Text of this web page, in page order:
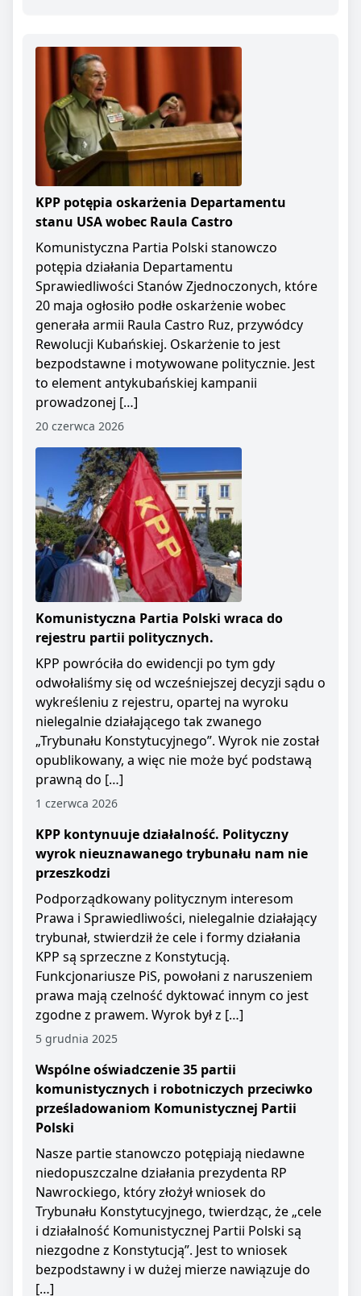
KPP potępia oskarżenia Departamentu
stanu USA wobec Raula Castro
Komunistyczna Partia Polski stanowczo
potępia działania Departamentu
Sprawiedliwości Stanów Zjednoczonych, które
20 maja ogłosiło podłe oskarżenie wobec
generała armii Raula Castro Ruz, przywódcy
Rewolucji Kubańskiej. Oskarżenie to jest
bezpodstawne i motywowane politycznie. Jest
to element antykubańskiej kampanii
prowadzonej […]
20 czerwca 2026
Komunistyczna Partia Polski wraca do
rejestru partii politycznych.
KPP powróciła do ewidencji po tym gdy
odwołaliśmy się od wcześniejszej decyzji sądu o
wykreśleniu z rejestru, opartej na wyroku
nielegalnie działającego tak zwanego
„Trybunału Konstytucyjnego”. Wyrok nie został
opublikowany, a więc nie może być podstawą
prawną do […]
1 czerwca 2026
KPP kontynuuje działalność. Polityczny
wyrok nieuznawanego trybunału nam nie
przeszkodzi
Podporządkowany politycznym interesom
Prawa i Sprawiedliwości, nielegalnie działający
trybunał, stwierdził że cele i formy działania
KPP są sprzeczne z Konstytucją.
Funkcjonariusze PiS, powołani z naruszeniem
prawa mają czelność dyktować innym co jest
zgodne z prawem. Wyrok był z […]
5 grudnia 2025
Wspólne oświadczenie 35 partii
komunistycznych i robotniczych przeciwko
prześladowaniom Komunistycznej Partii
Polski
Nasze partie stanowczo potępiają niedawne
niedopuszczalne działania prezydenta RP
Nawrockiego, który złożył wniosek do
Trybunału Konstytucyjnego, twierdząc, że „cele
i działalność Komunistycznej Partii Polski są
niezgodne z Konstytucją”. Jest to wniosek
bezpodstawny i w dużej mierze nawiązuje do
[…]